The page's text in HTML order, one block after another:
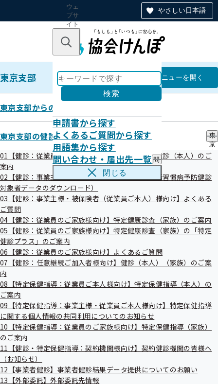
やさしい日本語
ウェ
ブサ
イト
のナ
ン
キーワードで探す
検索
申請書から探す
よくあるご質問から探す
用語集から探す
問い合わせ・届出先一覧 問
い
せ
・
出
先
の
サ
メ
ー
閉じる
東京支部 東京支部
メニューを開く
東京支部からのお知らせ
東京支部の健診・保健指導のご案内
東
京
支
部
健
・
指
導
内
サ
メ
ニ
01【健診：従業員ご本人様向け】生活習慣病予防健診（本人）のご
案内
02【健診：事業主様向け】情報提供サービス（生活習慣病予防健診
対象者データのダウンロード）
03【健診：事業主様・被保険者（従業員ご本人）様向け】よくある
ご質問
04【健診：従業員のご家族様向け】特定健康診査（家族）のご案内
05【健診：従業員のご家族様向け】特定健康診査（家族）の「特定
健診プラス」のご案内
06【健診：従業員のご家族様向け】よくあるご質問
07【健診：任意継続ご加入者様向け】健診（本人）（家族）のご案
内
08【特定保健指導：従業員ご本人様向け】特定保健指導（本人）の
ご案内
09【特定保健指導：事業主様・従業員ご本人様向け】特定保健指導
に関する個人情報の共同利用についてのお知らせ
10【特定保健指導：従業員のご家族様向け】特定保健指導（家族）
のご案内
11【健診・特定保健指導：契約機関様向け】契約健診機関の皆様へ
（お知らせ）
12【事業者健診】事業者健診結果データ提供についてのお願い
13【外部委託】外部委託先情報
風しんの追加的対策に伴う抗体検
査・定期予防接種について
令和01年08月01日
世田谷区では、風しんの抗体保有率の低い世代の男性に、風
しん感染拡大防止のための追加的対策を実施しています。
風しんの追加的対策に伴う定期予防接種 世田谷区公式
ホームページ
世田谷区
東京支部は「生活習慣病対策」等で世田谷区